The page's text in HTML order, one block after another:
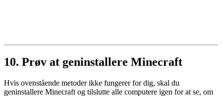
10. Prøv at geninstallere Minecraft
Hvis ovenstående metoder ikke fungerer for dig, skal du
geninstallere Minecraft og tilslutte alle computere igen for at se, om